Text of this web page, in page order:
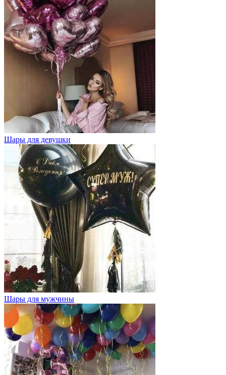
Шары для девушки
Шары для мужчины